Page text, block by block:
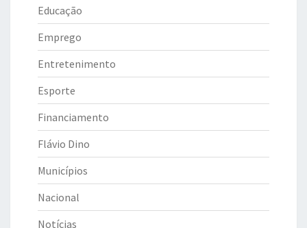
Educação
Emprego
Entretenimento
Esporte
Financiamento
Flávio Dino
Municípios
Nacional
Notícias